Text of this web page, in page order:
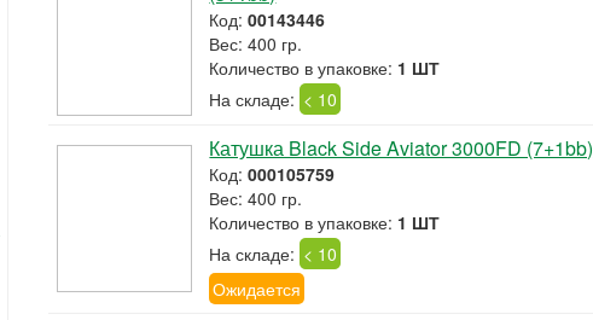
Код:00143446
Вес: 400 гр.
Количество в упаковке: 1 ШТ
На складе: < 10
Катушка Black Side Aviator 3000FD (7+1bb)
Код:000105759
Вес: 400 гр.
Количество в упаковке: 1 ШТ
На складе: < 10
Ожидается